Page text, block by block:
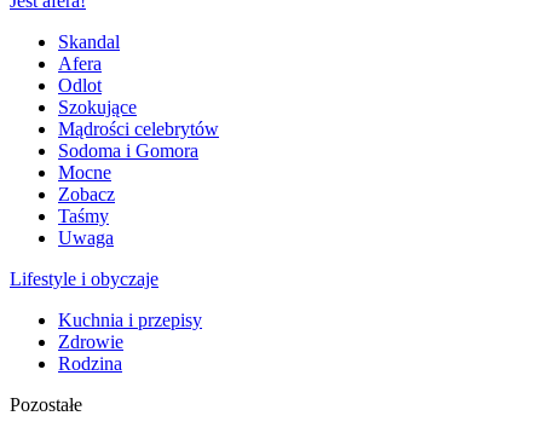
Skandal
Afera
Odlot
Szokujące
Mądrości celebrytów
Sodoma i Gomora
Mocne
Zobacz
Taśmy
Uwaga
Lifestyle i obyczaje
Kuchnia i przepisy
Zdrowie
Rodzina
Pozostałe